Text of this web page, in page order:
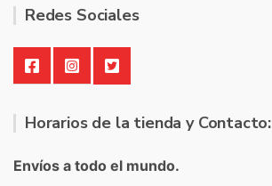
Redes Sociales
Horarios de la tienda y Contacto:
Envíos a todo el mundo.